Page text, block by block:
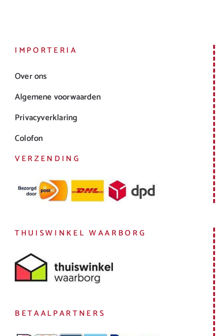
IMPORTERIA
Over ons
Algemene voorwaarden
Privacyverklaring
Colofon
VERZENDING
THUISWINKEL WAARBORG
BETAALPARTNERS